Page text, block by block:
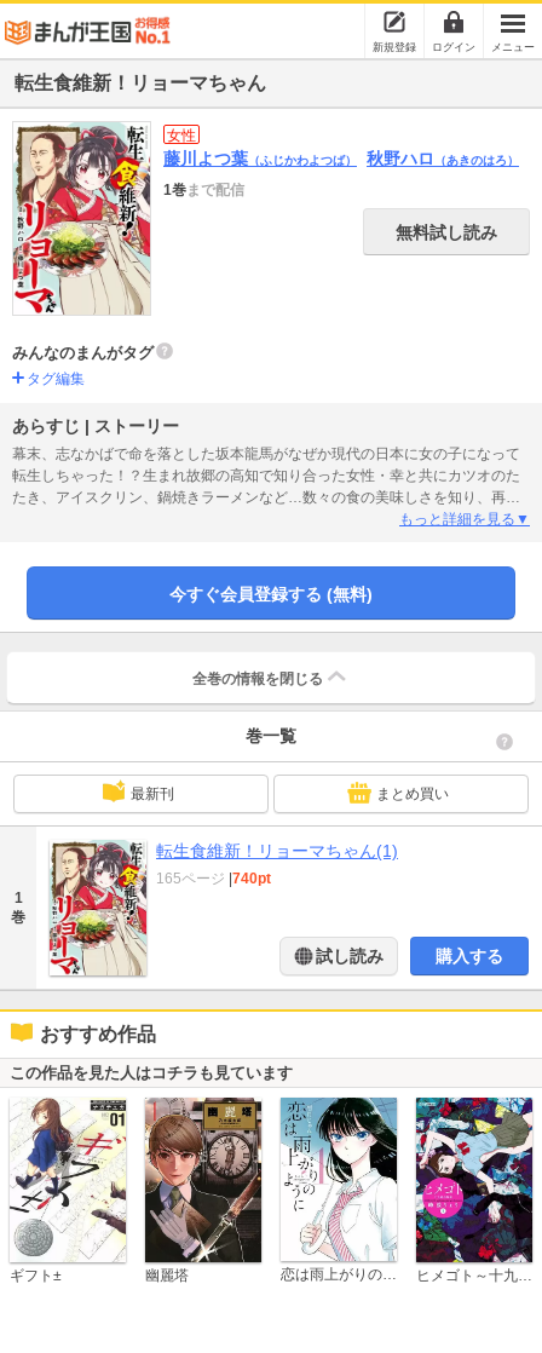
新規登録 ログイン メニュー
転生食維新！リョーマちゃん
女性
藤川よつ葉 （ふじかわよつば） 秋野ハロ （あきのはろ）
1巻まで配信
無料試し読み
みんなのまんがタグ
タグ編集
あらすじ | ストーリー
幕末、志なかばで命を落とした坂本龍馬がなぜか現代の日本に女の子になって
転生しちゃった！？生まれ故郷の高知で知り合った女性・幸と共にカツオのた
たき、アイスクリン、鍋焼きラーメンなど…数々の食の美味しさを知り、再び
もっと詳細を見る▼
今すぐ会員登録する (無料)
全巻の情報を 閉じる
巻一覧
最新刊 まとめ買い
1
巻
転生食維新！リョーマちゃん(1)
165ページ |740pt
試し読み 購入する
おすすめ作品
この作品を見た人はコチラも見ています
ギフト± 幽麗塔 恋は雨上がりのように